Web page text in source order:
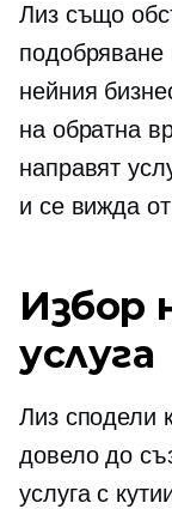
Лиз също
подобряване
нейния
на обратна
направят
и се вижда
Избор
услуга
Лиз сподели
довело до
услуга с